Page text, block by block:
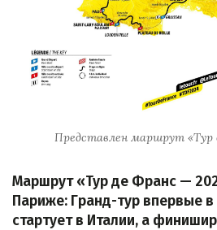
Представлен маршрут «Тур
Маршрут «Тур де Франс —
Париже: Гранд-тур впервые
стартует в Италии, а